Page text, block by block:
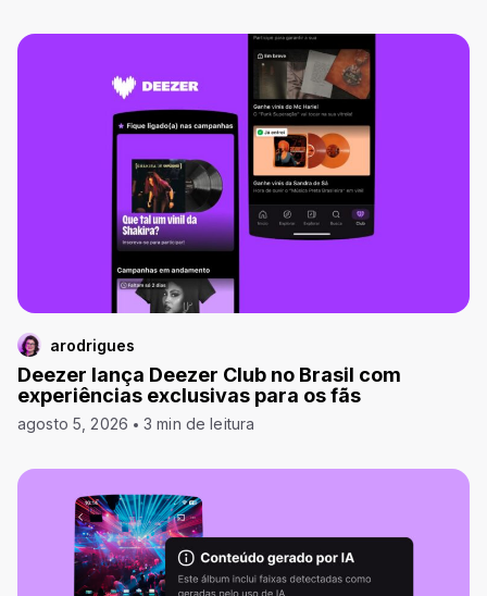
arodrigues
Deezer lança Deezer Club no Brasil com
experiências exclusivas para os fãs
agosto 5, 2026 3 min de leitura